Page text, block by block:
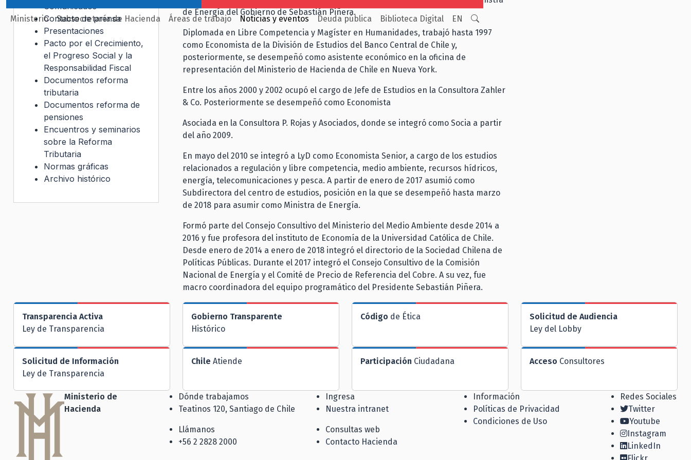
Ministerio Subsecretaría de Hacienda Áreas de trabajo Noticias y eventos Deuda pública Biblioteca Digital EN
de Energía del Gobierno de Sebastián Piñera.
Diplomada en Libre Competencia y Magíster en Humanidades, trabajó hasta 1997
como Economista de la División de Estudios del Banco Central de Chile y,
posteriormente, se desempeñó como asistente económico en la oficina de
representación del Ministerio de Hacienda de Chile en Nueva York.
Entre los años 2000 y 2002 ocupó el cargo de Jefe de Estudios en la Consultora Zahler
& Co. Posteriormente se desempeñó como Economista
Asociada en la Consultora P. Rojas y Asociados, donde se integró como Socia a partir
del año 2009.
En mayo del 2010 se integró a LyD como Economista Senior, a cargo de los estudios
relacionados a regulación y libre competencia, medio ambiente, recursos hídricos,
energía, telecomunicaciones y pesca. A partir de enero de 2017 asumió como
Subdirectora del centro de estudios, posición en la que se desempeñó hasta marzo
de 2018 para asumir como Ministra de Energía.
Formó parte del Consejo Consultivo del Ministerio del Medio Ambiente desde 2014 a
2016 y fue profesora del instituto de Economía de la Universidad Católica de Chile.
Desde enero de 2014 a enero de 2018 integró el directorio de la Sociedad Chilena de
Políticas Públicas. Durante el 2017 integró el Consejo Consultivo de la Comisión
Nacional de Energía y el Comité de Precio de Referencia del Cobre. A su vez, fue
macro coordinadora del equipo programático del Presidente Sebastián Piñera.
Comunicados
Contacto de prensa
Presentaciones
Pacto por el Crecimiento,
el Progreso Social y la
Responsabilidad Fiscal
Documentos reforma
tributaria
Documentos reforma de
pensiones
Encuentros y seminarios
sobre la Reforma
Tributaria
Normas gráficas
Archivo histórico
Transparencia Activa
Ley de Transparencia
Gobierno Transparente
Histórico
Código de Ética
Solicitud de Audiencia
Ley del Lobby
Solicitud de Información
Ley de Transparencia
Chile Atiende Participación Ciudadana Acceso Consultores
Ministerio de
Hacienda
Dónde trabajamos
Teatinos 120, Santiago de Chile
Llámanos
+56 2 2828 2000
Ingresa
Nuestra intranet
Consultas web
Contacto Hacienda
Información
Políticas de Privacidad
Condiciones de Uso
Redes Sociales
Twitter
Youtube
Instagram
LinkedIn